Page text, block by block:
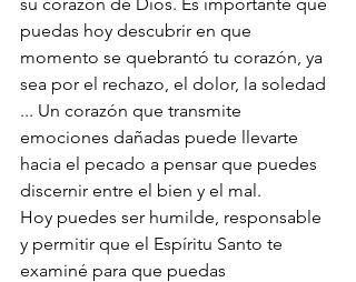
puedas hoy descubrir en que
momento se quebrantó tu corazón, ya
sea por el rechazo, el dolor, la soledad
... Un corazón que transmite
emociones dañadas puede llevarte
hacia el pecado a pensar que puedes
discernir entre el bien y el mal.
Hoy puedes ser humilde, responsable
y permitir que el Espíritu Santo te
examiné para que puedas